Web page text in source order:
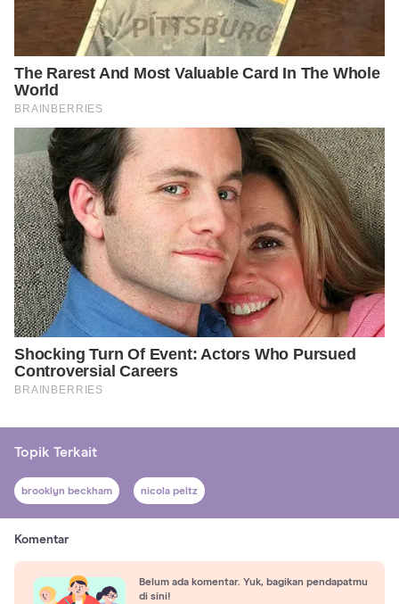
Topik Terkait
brooklyn beckham nicola peltz
Komentar
Belum ada komentar. Yuk, bagikan pendapatmu
di sini!